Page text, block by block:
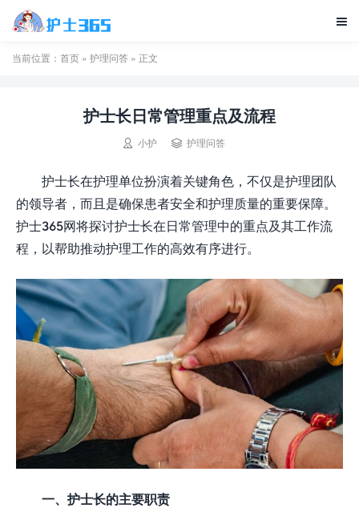

当前位置： 首页 » 护理问答 » 正文
护士长日常管理重点及流程
 小护  护理问答
护士长在护理单位扮演着关键角色，不仅是护理团队
的领导者，而且是确保患者安全和护理质量的重要保障。
护士365网将探讨护士长在日常管理中的重点及其工作流
程，以帮助推动护理工作的高效有序进行。
一、护士长的主要职责